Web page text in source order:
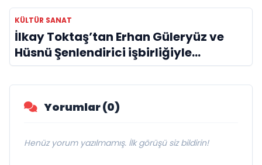
KÜLTÜR SANAT
İlkay Toktaş’tan Erhan Güleryüz ve
Hüsnü Şenlendirici işbirliğiyle
duygusal bir aşk manifestosu: “Deliler
Gibi”
Yorumlar (0)
Henüz yorum yazılmamış. İlk görüşü siz bildirin!